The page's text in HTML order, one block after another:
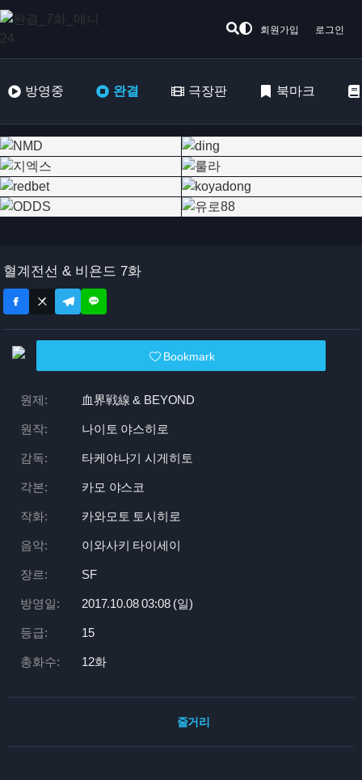
회원가입 로그인
방영중 완결 극장판 북마크
혈계전선 & 비욘드 7화
Bookmark
원제: 血界戦線 & BEYOND
원작: 나이토 야스히로
감독: 타케야나기 시게히토
각본: 카모 야스코
작화: 카와모토 토시히로
음악: 이와사키 타이세이
장르: SF
방영일: 2017.10.08 03:08 (일)
등급: 15
총화수: 12화
줄거리